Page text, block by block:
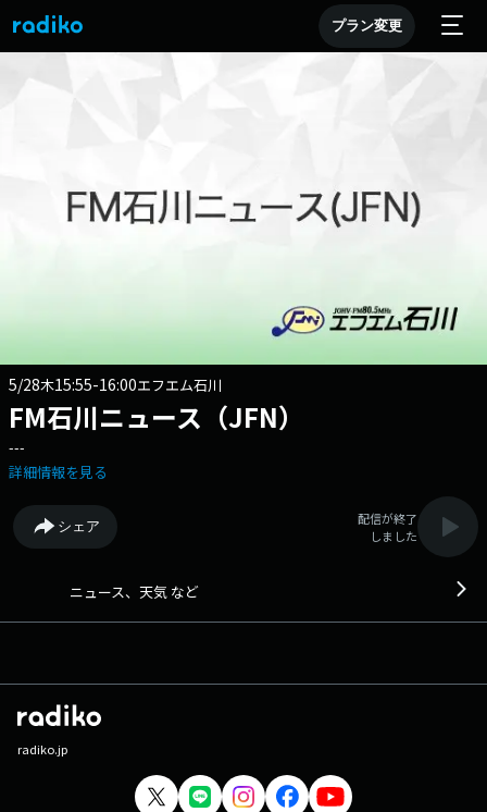
プラン変更
5/28木15:55-16:00エフエム石川
FM石川ニュース（JFN）
---
詳細情報を見る
シェア
配信が終了
しました
ニュース、天気 など
radiko.jp